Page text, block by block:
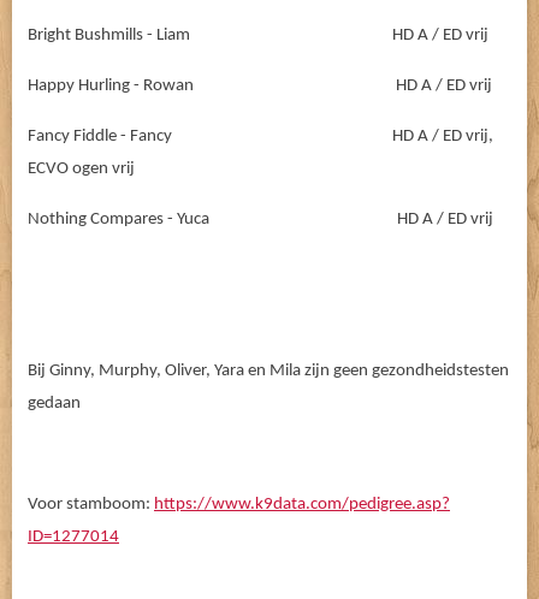
Bright Bushmills - Liam HD A / ED vrij
Happy Hurling - Rowan HD A / ED vrij
Fancy Fiddle - Fancy HD A / ED vrij,
ECVO ogen vrij
Nothing Compares - Yuca HD A / ED vrij
Bij Ginny, Murphy, Oliver, Yara en Mila zijn geen gezondheidstesten
gedaan
Voor stamboom: https://www.k9data.com/pedigree.asp?
ID=1277014